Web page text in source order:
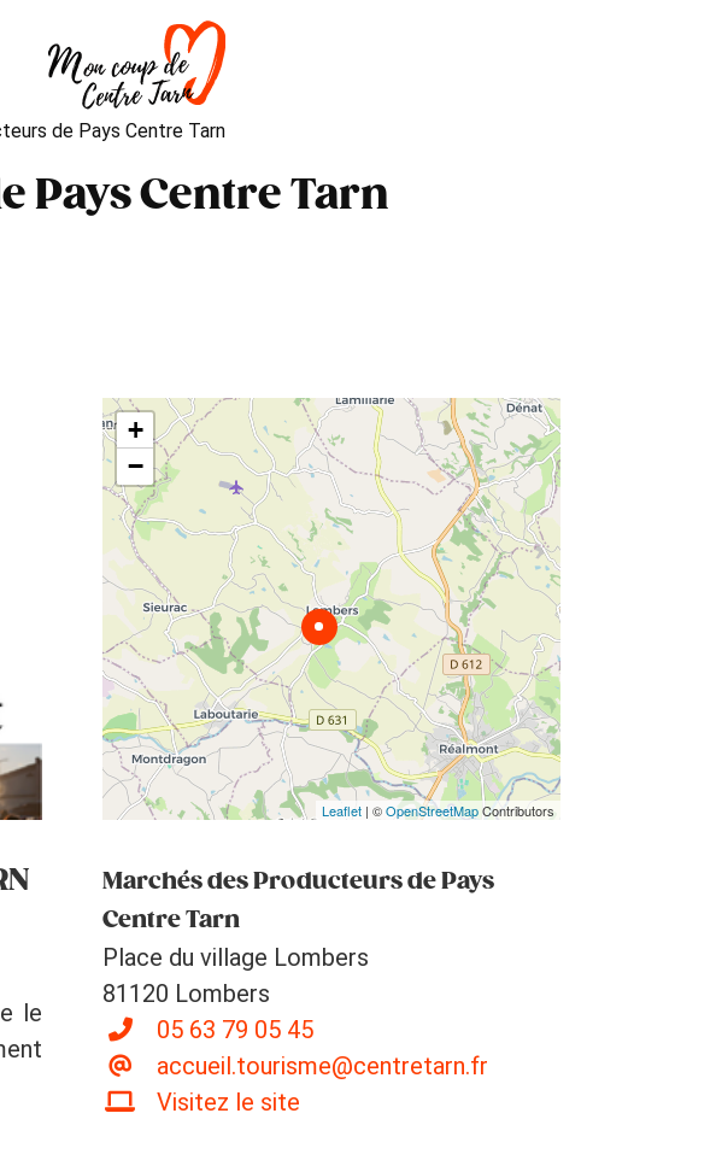
de Pays Centre Tarn
Pays Centre Tarn
le
+
−
Leaflet| ©OpenStreetMapContributors
Marchés des Producteurs de Pays
Centre Tarn
Place du village Lombers
81120 Lombers
05 63 79 05 45
accueil.tourisme@centretarn.fr
Visitez le site